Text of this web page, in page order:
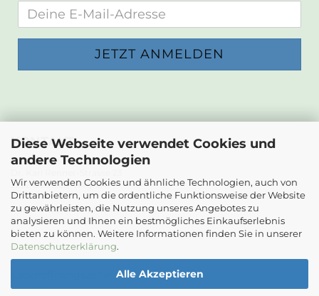
Diese Webseite verwendet Cookies und
andere Technologien
Wir verwenden Cookies und ähnliche Technologien, auch von
Drittanbietern, um die ordentliche Funktionsweise der Website
zu gewährleisten, die Nutzung unseres Angebotes zu
analysieren und Ihnen ein bestmögliches Einkaufserlebnis
bieten zu können. Weitere Informationen finden Sie in unserer
Datenschutzerklärung.
Alle Akzeptieren
KONTAKT
Die Papierwerkstatt
2232 Deutsch-Wagram
Email: info@diepapierwerkstatt.at
Tel. +43 664 5261978
Kontaktformular